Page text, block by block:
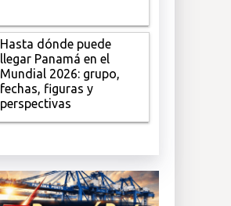
Hasta dónde puede
llegar Panamá en el
Mundial 2026: grupo,
fechas, figuras y
perspectivas